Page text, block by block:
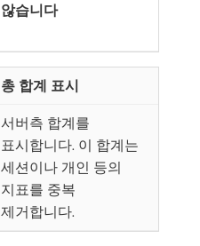
않습니다
총 합계 표시
서버측 합계를
표시합니다. 이 합계는
세션이나 개인 등의
지표를 중복
제거합니다.